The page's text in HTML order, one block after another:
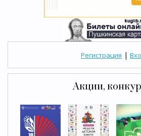
Регистрация |
Акции,